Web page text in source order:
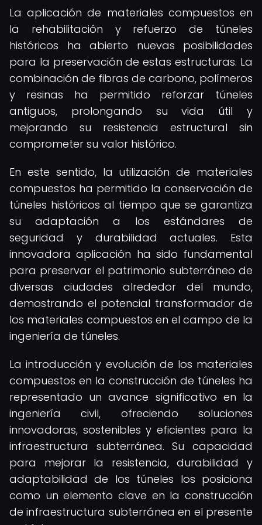
La aplicación de materiales compuestos en
la rehabilitación y refuerzo de túneles
históricos ha abierto nuevas posibilidades
para la preservación de estas estructuras. La
combinación de fibras de carbono, polímeros
y resinas ha permitido reforzar túneles
antiguos, prolongando su vida útil y
mejorando su resistencia estructural sin
comprometer su valor histórico.
En este sentido, la utilización de materiales
compuestos ha permitido la conservación de
túneles históricos al tiempo que se garantiza
su adaptación a los estándares de
seguridad y durabilidad actuales. Esta
innovadora aplicación ha sido fundamental
para preservar el patrimonio subterráneo de
diversas ciudades alrededor del mundo,
demostrando el potencial transformador de
los materiales compuestos en el campo de la
ingeniería de túneles.
La introducción y evolución de los materiales
compuestos en la construcción de túneles ha
representado un avance significativo en la
ingeniería civil, ofreciendo soluciones
innovadoras, sostenibles y eficientes para la
infraestructura subterránea. Su capacidad
para mejorar la resistencia, durabilidad y
adaptabilidad de los túneles los posiciona
como un elemento clave en la construcción
de infraestructura subterránea en el presente